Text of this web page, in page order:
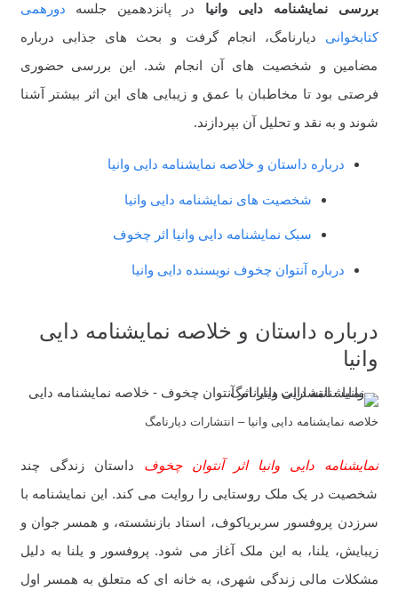
بررسی نمایشنامه دایی وانیا در پانزدهمین جلسه دورهمی
کتابخوانی دیارنامگ، انجام گرفت و بحث های جذابی درباره
مضامین و شخصیت های آن انجام شد. این بررسی حضوری
فرصتی بود تا مخاطبان با عمق و زیبایی های این اثر بیشتر آشنا
شوند و به نقد و تحلیل آن بپردازند.
درباره داستان و خلاصه نمایشنامه دایی وانیا
شخصیت های نمایشنامه دایی وانیا
سبک نمایشنامه دایی وانیا اثر چخوف
درباره آنتوان چخوف نویسنده دایی وانیا
درباره داستان و خلاصه نمایشنامه دایی
وانیا
خلاصه نمایشنامه دایی وانیا – انتشارات دیارنامگ
نمایشنامه دایی وانیا اثر آنتوان چخوف داستان زندگی چند
شخصیت در یک ملک روستایی را روایت می کند. این نمایشنامه با
سرزدن پروفسور سربریاکوف، استاد بازنشسته، و همسر جوان و
زیبایش، یلنا، به این ملک آغاز می شود. پروفسور و یلنا به دلیل
مشکلات مالی زندگی شهری، به خانه ای که متعلق به همسر اول